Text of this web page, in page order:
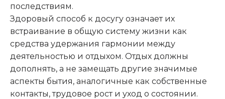
последствиям.
Здоровый способ к досугу означает их
встраивание в общую систему жизни как
средства удержания гармонии между
деятельностью и отдыхом. Отдых должны
дополнять, а не замещать другие значимые
аспекты бытия, аналогичные как собственные
контакты, трудовое рост и уход о состоянии.